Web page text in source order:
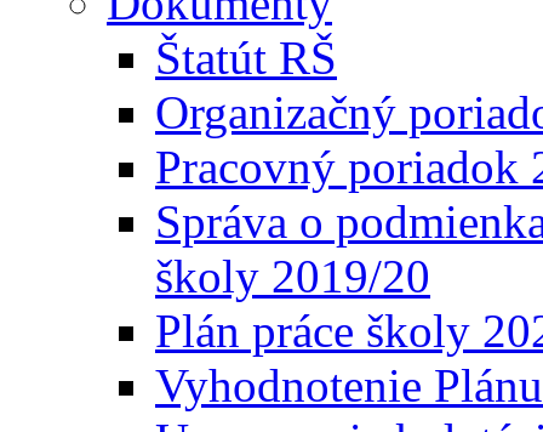
Štatút RŠ
Organizačný
Pracovný poriadok
Správa o
školy 2019/20
Plán práce školy
Vyhodnotenie